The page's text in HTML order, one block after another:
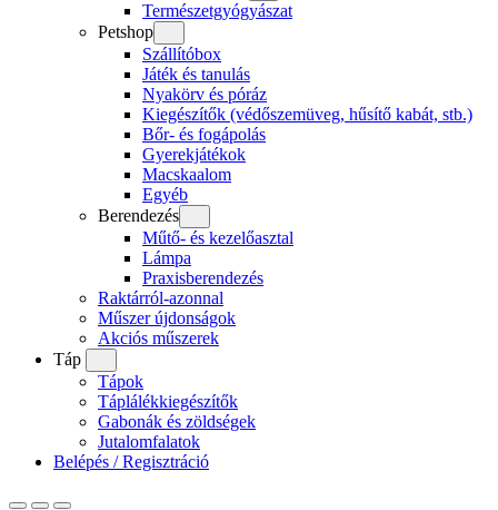
Természetgyógyászat
Petshop
Szállítóbox
Játék és tanulás
Nyakörv és póráz
Kiegészítők (védőszemüveg, hűsítő kabát, stb.)
Bőr- és fogápolás
Gyerekjátékok
Macskaalom
Egyéb
Berendezés
Műtő- és kezelőasztal
Lámpa
Praxisberendezés
Raktárról-azonnal
Műszer újdonságok
Akciós műszerek
Táp
Tápok
Táplálékkiegészítők
Gabonák és zöldségek
Jutalomfalatok
Belépés / Regisztráció